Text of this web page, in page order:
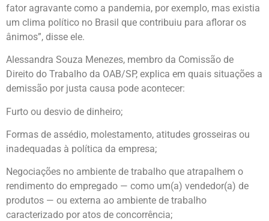
fator agravante como a pandemia, por exemplo, mas existia
um clima político no Brasil que contribuiu para aflorar os
ânimos”, disse ele.
Alessandra Souza Menezes, membro da Comissão de
Direito do Trabalho da OAB/SP, explica em quais situações a
demissão por justa causa pode acontecer:
Furto ou desvio de dinheiro;
Formas de assédio, molestamento, atitudes grosseiras ou
inadequadas à política da empresa;
Negociações no ambiente de trabalho que atrapalhem o
rendimento do empregado — como um(a) vendedor(a) de
produtos — ou externa ao ambiente de trabalho
caracterizado por atos de concorrência;